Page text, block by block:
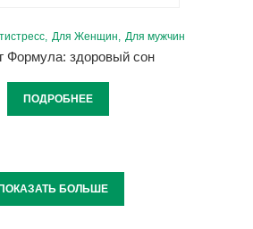
Для Женщин Для мужчин
Формула: здоровый сон
ПОДРОБНЕЕ
ПОКАЗАТЬ БОЛЬШЕ